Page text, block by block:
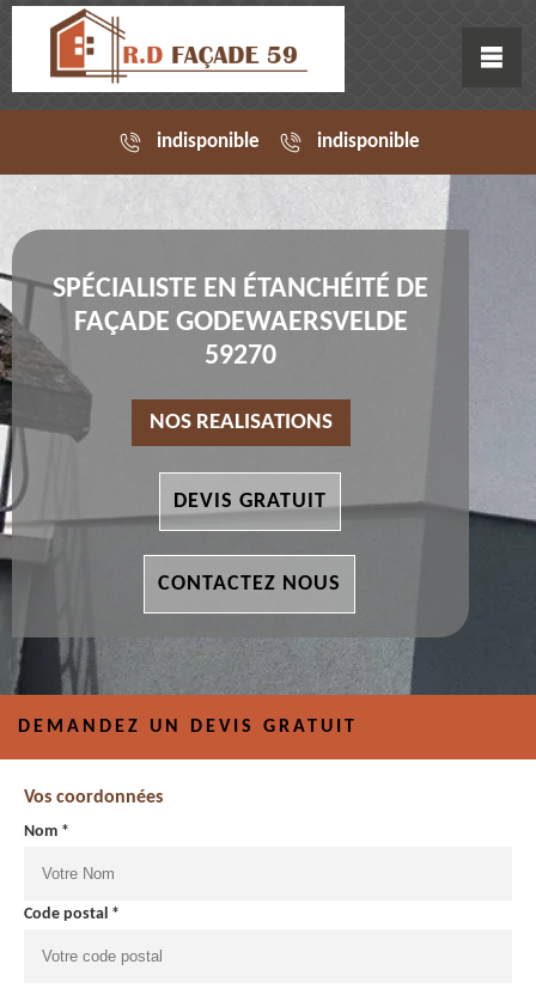
indisponible indisponible
SPÉCIALISTE EN ÉTANCHÉITÉ DE
FAÇADE GODEWAERSVELDE
59270
NOS REALISATIONS
DEVIS GRATUIT
CONTACTEZ NOUS
DEMANDEZ UN DEVIS GRATUIT
Vos coordonnées
Nom *
Code postal *